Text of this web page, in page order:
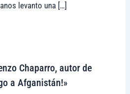
levanto una […]
Chaparro, autor de
a Afganistán!»